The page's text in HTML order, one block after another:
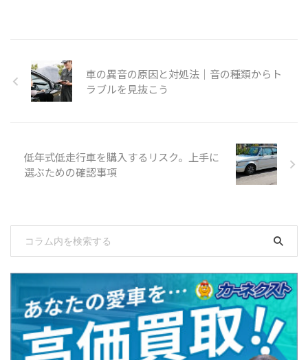
車の異音の原因と対処法｜音の種類からト
ラブルを見抜こう
低年式低走行車を購入するリスク。上手に
選ぶための確認事項